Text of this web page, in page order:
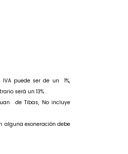
IVA puede ser de un
1%,
será un 13% .
de Tibas, No incluye
alguna exoneración debe